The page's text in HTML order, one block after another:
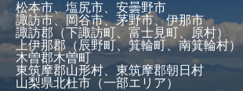
松本市、塩尻市、安曇野市
諏訪市、岡谷市、茅野市、伊那市
諏訪郡（下諏訪町、富士見町、原村）
上伊那郡（辰野町、箕輪町、南箕輪村）
木曽郡木曽町
東筑摩郡山形村、東筑摩郡朝日村
山梨県北杜市（一部エリア）